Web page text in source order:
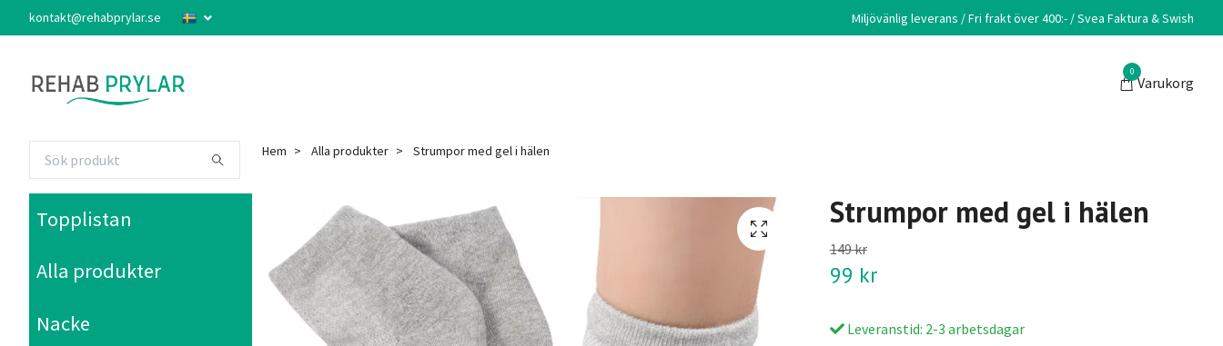
kontakt@rehabprylar.se Miljövänlig leverans / Fri frakt över 400:- / Svea Faktura & Swish
0
Varukorg
Topplistan
Alla produkter
Nacke
Hem Alla produkter Strumpor med gel i hälen
Strumpor med gel i hälen
149 kr
99 kr
Leveranstid: 2-3 arbetsdagar